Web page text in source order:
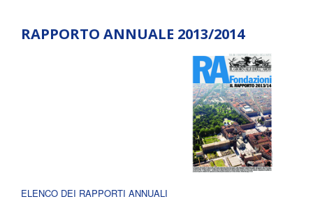
RAPPORTO ANNUALE 2013/2014
ELENCO DEI RAPPORTI ANNUALI